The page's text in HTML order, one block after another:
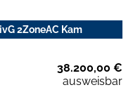
2ZoneAC Kam
38.200,00 €
ausweisbar